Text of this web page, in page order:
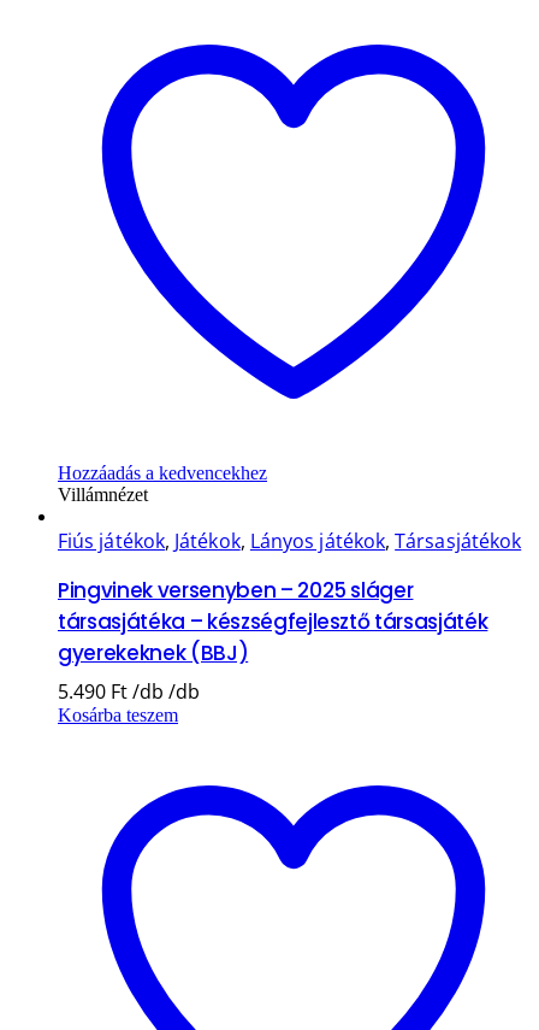
Hozzáadás a kedvencekhez
Villámnézet
Fiús játékok, Játékok, Lányos játékok,Társasjátékok
Pingvinek versenyben – 2025 sláger
társasjátéka – készségfejlesztő társasjáték
gyerekeknek (BBJ)
5.490 Ft
Kosárba teszem